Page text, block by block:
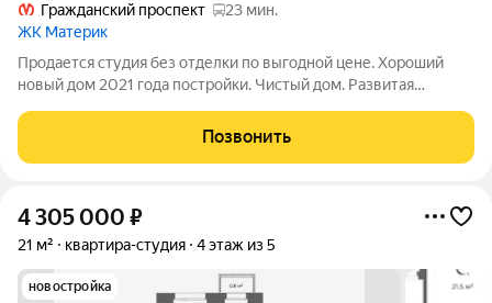
Гражданский проспект
23 мин.
ЖК Материк
Продается студия без отделки по выгодной цене. Хороший
новый дом 2021 года постройки. Чистый дом. Развитая
Быстрый выход на сделку. Записывайтесь на просмотр.
Позвонить
4 305 000 ₽
21 м² квартира-студия 4 этаж из 5
новостройка